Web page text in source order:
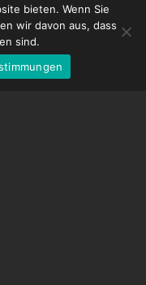
bieten. Wenn Sie
wir davon aus, dass
sind.
German
English
Spanish